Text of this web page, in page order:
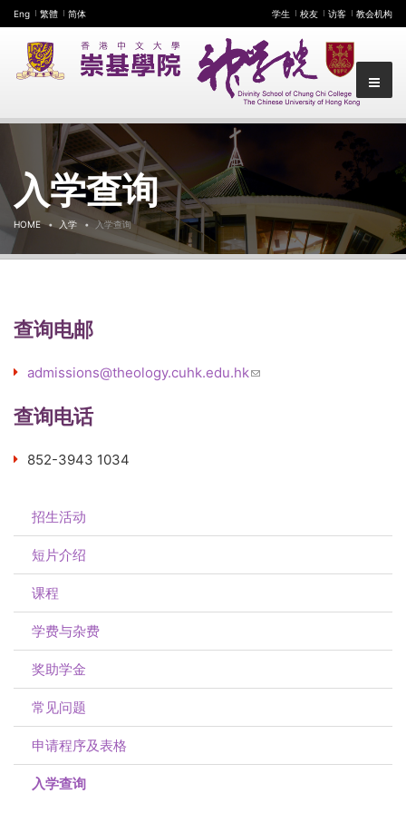
Eng 繁體 简体 学生 校友 访客 教会机构
入学查询
HOME 入学 入学查询
查询电邮
admissions@theology.cuhk.edu.hk(link sends e-mail)
查询电话
852-3943 1034
招生活动
短片介绍
课程
学费与杂费
奖助学金
常见问题
申请程序及表格
入学查询